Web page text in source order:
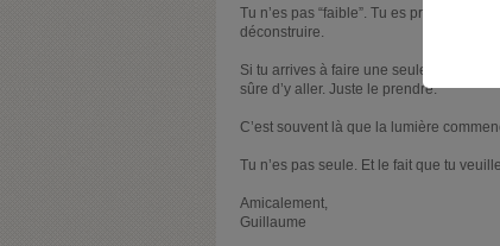
Tu n’es pas “faible”. Tu es prise dans
déconstruire.
Si tu arrives à faire une seule chose
sûre d’y aller. Juste le prendre.
C’est souvent là que la lumière
Tu n’es pas seule. Et le fait que tu
Amicalement,
Guillaume